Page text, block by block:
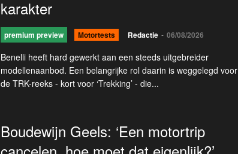
karakter
premium preview Motortests Redactie - 06/08/2026
Benelli heeft hard gewerkt aan een steeds uitgebreider
modellenaanbod. Een belangrijke rol daarin is weggelegd voor
de TRK-reeks - kort voor ‘Trekking’ - die...
Boudewijn Geels: ‘Een motortrip